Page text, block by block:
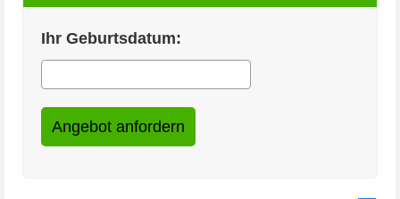
Ihr Geburtsdatum: